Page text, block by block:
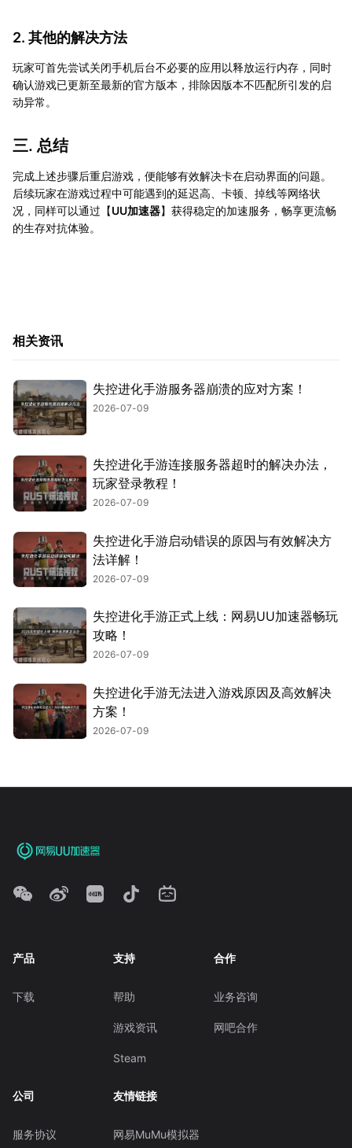
2. 其他的解决方法
玩家可首先尝试关闭手机后台不必要的应用以释放运行内存，同时
确认游戏已更新至最新的官方版本，排除因版本不匹配所引发的启
动异常。
三. 总结
完成上述步骤后重启游戏，便能够有效解决卡在启动界面的问题。
后续玩家在游戏过程中可能遇到的延迟高、卡顿、掉线等网络状
况，同样可以通过【UU加速器】获得稳定的加速服务，畅享更流畅
的生存对抗体验。
相关资讯
失控进化手游服务器崩溃的应对方案！
2026-07-09
失控进化手游连接服务器超时的解决办法，
玩家登录教程！
2026-07-09
失控进化手游启动错误的原因与有效解决方
法详解！
2026-07-09
失控进化手游正式上线：网易UU加速器畅玩
攻略！
2026-07-09
失控进化手游无法进入游戏原因及高效解决
方案！
2026-07-09
产品
下载
支持
帮助
游戏资讯
Steam
合作
业务咨询
网吧合作
公司
服务协议
友情链接
网易MuMu模拟器